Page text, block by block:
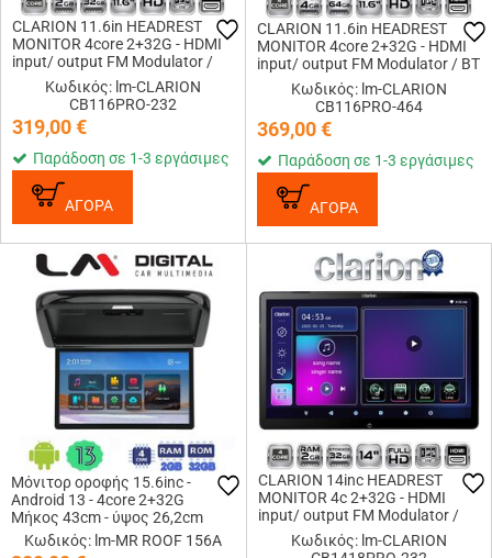
CLARION 11.6in HEADREST
MONITOR 4core 2+32G - HDMI
input/ output FM Modulator /
BT / WiFi / USB / SD Card Slot
Κωδικός: lm-CLARION
CB116PRO-232
319,00€
Παράδοση σε 1-3 εργάσιμες
ΑΓΟΡΑ
CLARION 11.6in HEADREST
MONITOR 4core 2+32G - HDMI
input/ output FM Modulator / BT
/ WiFi / USB / SD Card Slot
Κωδικός: lm-CLARION
CB116PRO-464
369,00€
Παράδοση σε 1-3 εργάσιμες
ΑΓΟΡΑ
Μόνιτορ οροφής 15.6inc -
Android 13 - 4core 2+32G
Mήκος 43cm - ύψος 26,2cm
Κωδικός: lm-MR ROOF 156A
CLARION 14inc HEADREST
MONITOR 4c 2+32G - HDMI
input/ output FM Modulator /
BT / WiFi / USB / SD Card Slot
Κωδικός: lm-CLARION